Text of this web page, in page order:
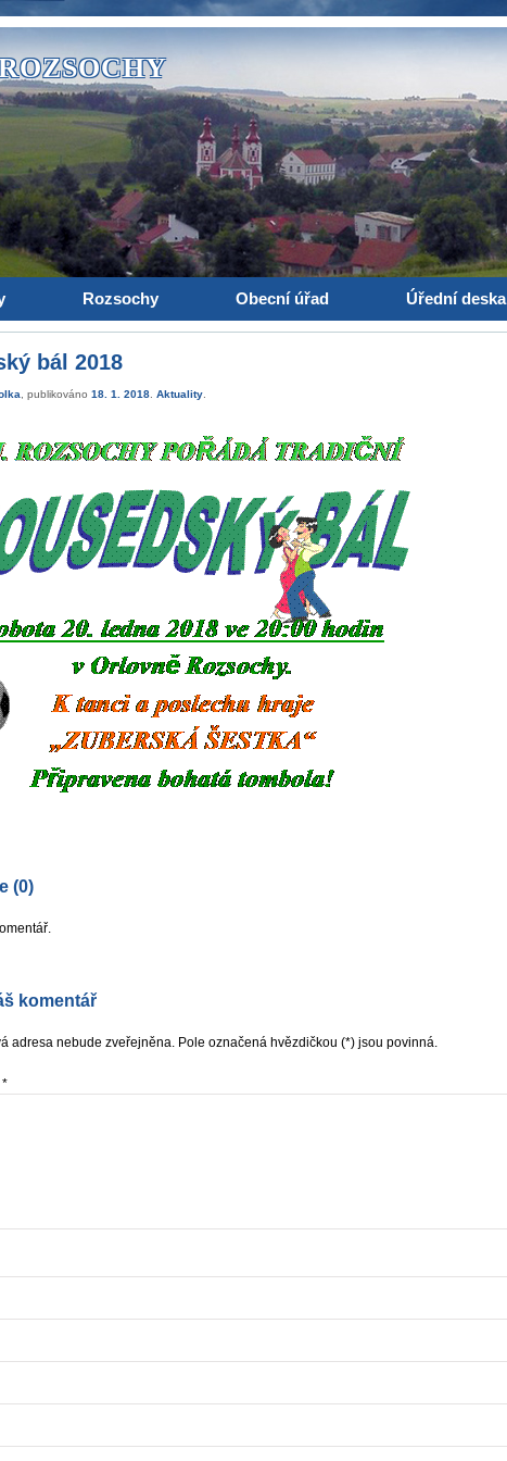
Rozsochy Obecní úřad Úřední deska
bál 2018
, publikováno 18. 1. 2018 Aktuality
(0)
komentář
adresa nebude zveřejněna. Pole označená hvězdičkou (*) jsou povinná.
*